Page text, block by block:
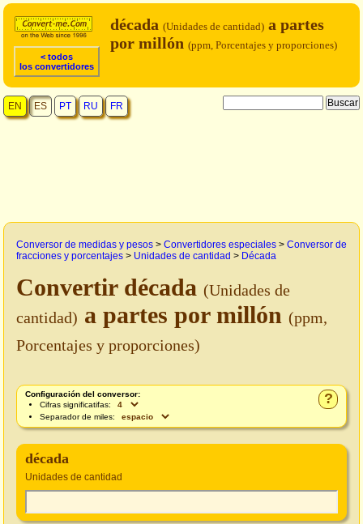
< todos
los convertidores
década (Unidades de cantidad) a partes
por millón (ppm, Porcentajes y proporciones)
EN ES PT RU FR
Conversor de medidas y pesos > Convertidores especiales > Conversor de
fracciones y porcentajes > Unidades de cantidad > Década
Convertir década (Unidades de
cantidad) a partes por millón (ppm,
Porcentajes y proporciones)
?
Configuración del conversor:
Cifras significatifas:
Separador de miles:
década
Unidades de cantidad